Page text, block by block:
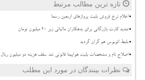
تازه ترین مطالب مرتبط
اعلام نرخ فروش بلیت پروازهای اربعین رسما
تمدید کارت بازرگانی برای بدهکاران مالیاتی زیر ۲۰ میلیون تومان
بلیط اتوبوس هم گران گردید
اصلاح نام و مشخصات بلیت هواپیما قانونی شد سقف هزینه دو میلیون ریال
نظرات بینندگان در مورد این مطلب